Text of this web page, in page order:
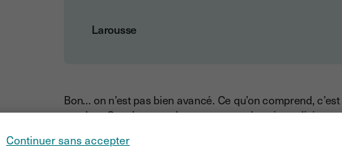
Larousse
Bon… on n’est pas bien avancé. Ce qu’on comprend,
nombre. Ça, c’est pour les compteurs de voiture
analogiques, avec des aiguilles. Très bien, mais ça ne
n’est pas le blog d’auto-moto !
Continuer sans accepter